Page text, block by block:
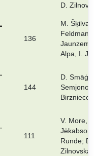
D.
136
M.
Alpa, I.
144
D. Smāģe,
Birzniece,
111
V. More,
Runde; D.
Zilnovska